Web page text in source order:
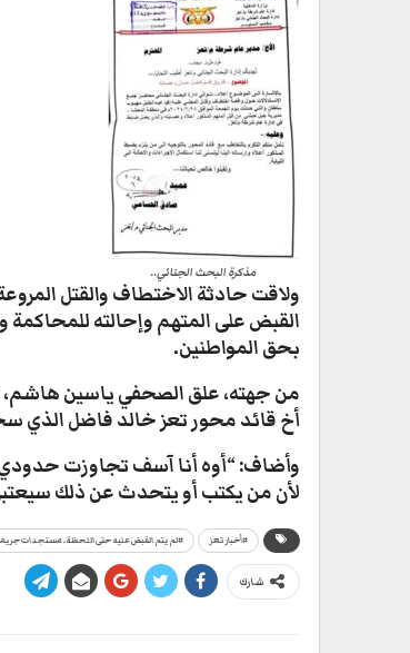
مذكرة البحث الجنائي..
ولاقت حادثة الاختطاف والقتل
القبض على المتهم وإحالته للمحاكمة
بحق المواطنين.
من جهته، علق الصحفي ياسين هاشم،
أخ قائد محور تعز خالد فاضل الذي
وأضاف: “أوه أنا آسف تجاوزت
لأن من يكتب أو يتحدث عن ذلك
#أخبار تعز #لم يتم القبض عليه حتى اللحظة.. مستجدات
شارك